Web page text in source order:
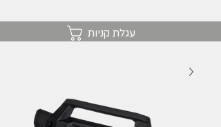
עגלת קניות